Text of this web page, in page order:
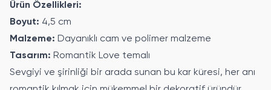
Ürün Özellikleri:
Boyut: 4,5 cm
Malzeme: Dayanıklı cam ve polimer malzeme
Tasarım: Romantik Love temalı
Sevgiyi ve şirinliği bir arada sunan bu kar küresi, her anı